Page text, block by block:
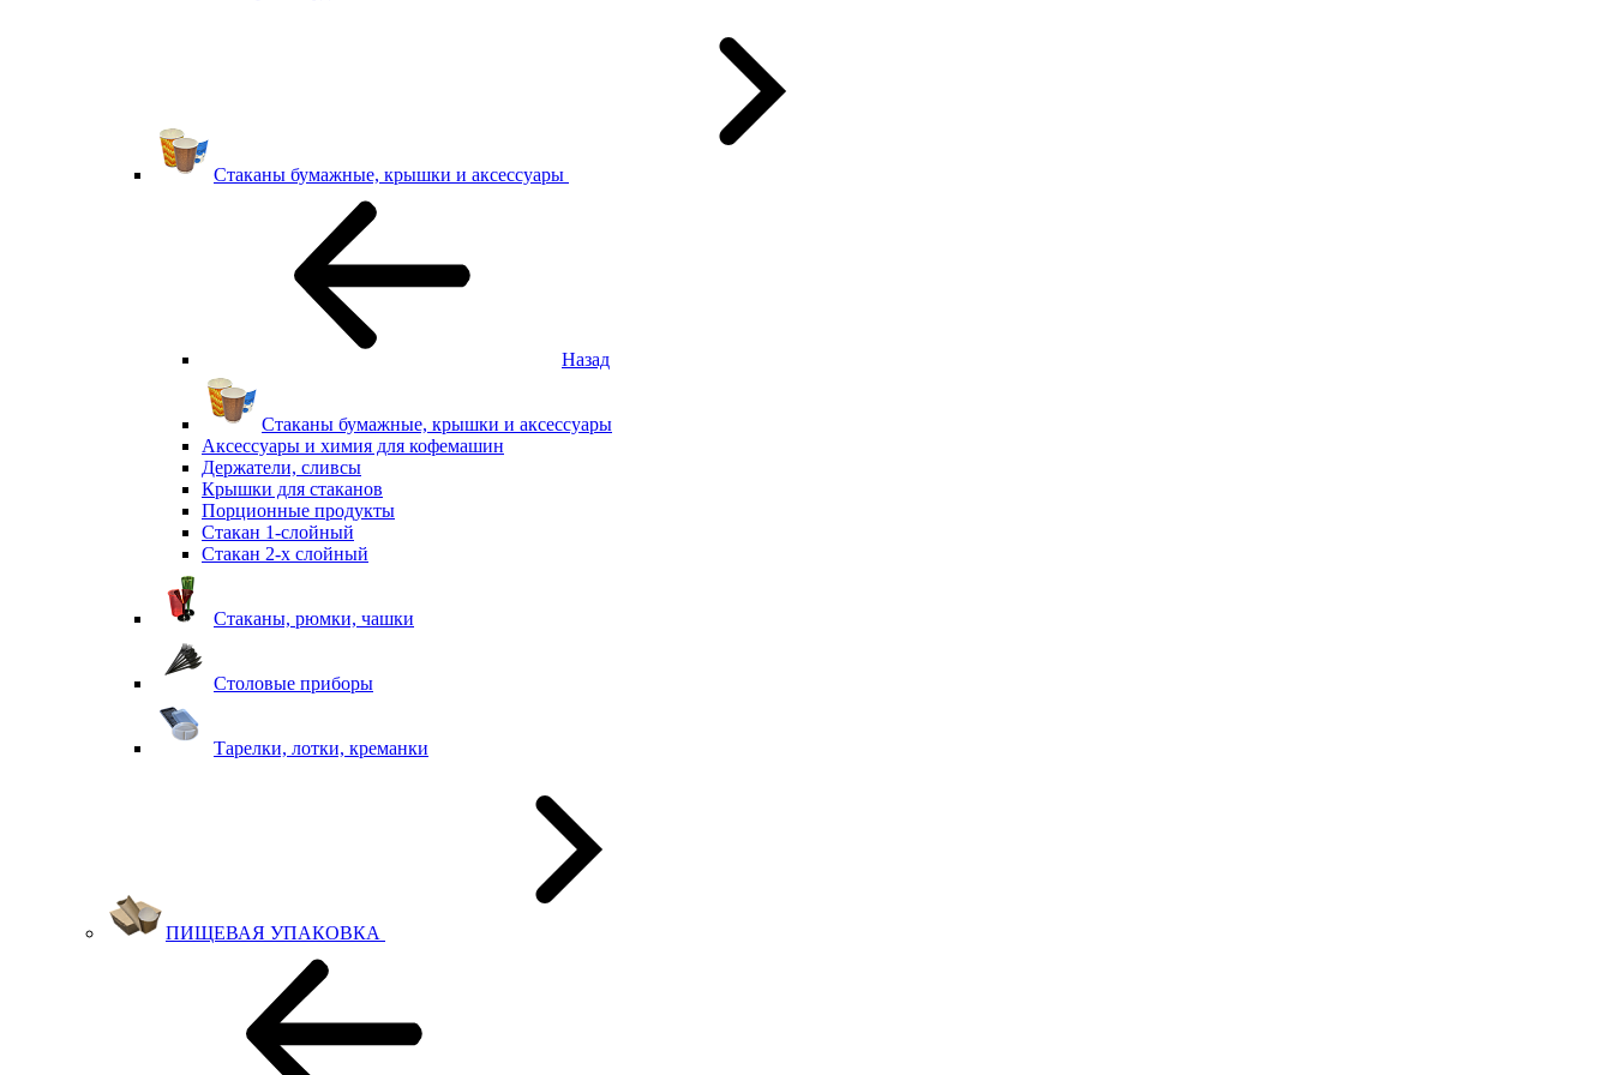
Стаканы бумажные, крышки и аксессуары
Назад
Стаканы бумажные, крышки и аксессуары
Аксессуары и химия для кофемашин
Держатели, сливсы
Крышки для стаканов
Порционные продукты
Стакан 1-слойный
Стакан 2-х слойный
Стаканы, рюмки, чашки
Столовые приборы
Тарелки, лотки, креманки
ПИЩЕВАЯ УПАКОВКА